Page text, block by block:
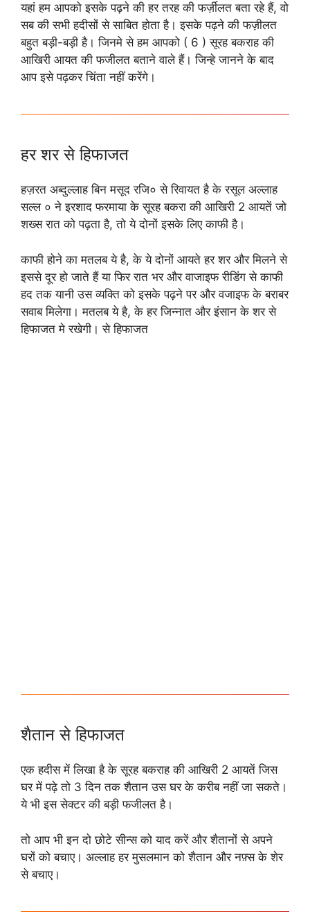
यहां हम आपको इसके पढ़ने की हर तरह की फर्ज़ीलत बता रहे हैं, वो
सब की सभी हदीसों से साबित होता है। इसके पढ़ने की फज़ीलत
बहुत बड़ी-बड़ी है। जिनमे से हम आपको ( 6 ) सूरह बकराह की
आखिरी आयत की फजीलत बताने वाले हैं। जिन्हे जानने के बाद
आप इसे पढ़कर चिंता नहीं करेंगे।
हर शर से हिफाजत
हज़रत अब्दुल्लाह बिन मसूद रजि० से रिवायत है के रसूल अल्लाह
सल्ल ० ने इरशाद फरमाया के सूरह बकरा की आखिरी 2 आयतें जो
शख्स रात को पढ़ता है, तो ये दोनों इसके लिए काफी है।
काफी होने का मतलब ये है, के ये दोनों आयते हर शर और मिलने से
इससे दूर हो जाते हैं या फिर रात भर और वाजाइफ रीडिंग से काफी
हद तक यानी उस व्यक्ति को इसके पढ़ने पर और वजाइफ के बराबर
सवाब मिलेगा। मतलब ये है, के हर जिन्नात और इंसान के शर से
हिफाजत मे रखेगी। से हिफाजत
शैतान से हिफाजत
एक हदीस में लिखा है के सूरह बकराह की आखिरी 2 आयतें जिस
घर में पढ़े तो 3 दिन तक शैतान उस घर के करीब नहीं जा सकते।
ये भी इस सेक्टर की बड़ी फजीलत है।
तो आप भी इन दो छोटे सीन्स को याद करें और शैतानों से अपने
घरों को बचाए। अल्लाह हर मुसलमान को शैतान और नफ़्स के शेर
से बचाए।